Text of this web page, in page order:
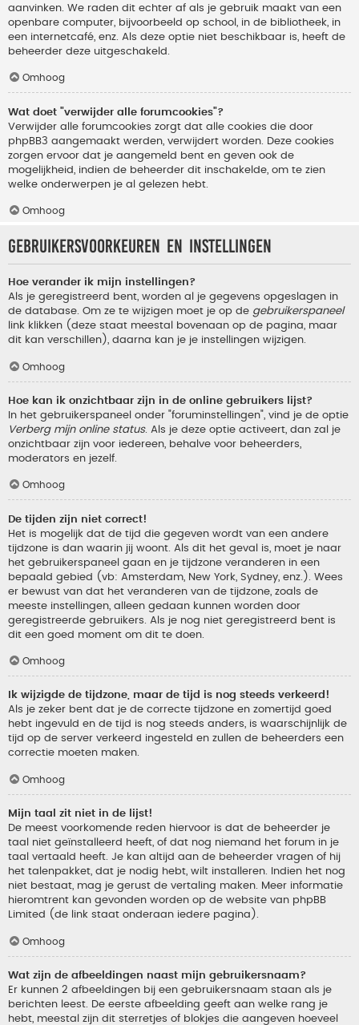
aanvinken. We raden dit echter af als je gebruik maakt van een
openbare computer, bijvoorbeeld op school, in de bibliotheek, in
een internetcafé, enz. Als deze optie niet beschikbaar is, heeft de
beheerder deze uitgeschakeld.
Omhoog
Wat doet "verwijder alle forumcookies"?
Verwijder alle forumcookies zorgt dat alle cookies die door
phpBB3 aangemaakt werden, verwijdert worden. Deze cookies
zorgen ervoor dat je aangemeld bent en geven ook de
mogelijkheid, indien de beheerder dit inschakelde, om te zien
welke onderwerpen je al gelezen hebt.
Omhoog
Gebruikersvoorkeuren en instellingen
Hoe verander ik mijn instellingen?
Als je geregistreerd bent, worden al je gegevens opgeslagen in
de database. Om ze te wijzigen moet je op de gebruikerspaneel
link klikken (deze staat meestal bovenaan op de pagina, maar
dit kan verschillen), daarna kan je je instellingen wijzigen.
Omhoog
Hoe kan ik onzichtbaar zijn in de online gebruikers lijst?
In het gebruikerspaneel onder "foruminstellingen", vind je de optie
Verberg mijn online status. Als je deze optie activeert, dan zal je
onzichtbaar zijn voor iedereen, behalve voor beheerders,
moderators en jezelf.
Omhoog
De tijden zijn niet correct!
Het is mogelijk dat de tijd die gegeven wordt van een andere
tijdzone is dan waarin jij woont. Als dit het geval is, moet je naar
het gebruikerspaneel gaan en je tijdzone veranderen in een
bepaald gebied (vb: Amsterdam, New York, Sydney, enz.). Wees
er bewust van dat het veranderen van de tijdzone, zoals de
meeste instellingen, alleen gedaan kunnen worden door
geregistreerde gebruikers. Als je nog niet geregistreerd bent is
dit een goed moment om dit te doen.
Omhoog
Ik wijzigde de tijdzone, maar de tijd is nog steeds verkeerd!
Als je zeker bent dat je de correcte tijdzone en zomertijd goed
hebt ingevuld en de tijd is nog steeds anders, is waarschijnlijk de
tijd op de server verkeerd ingesteld en zullen de beheerders een
correctie moeten maken.
Omhoog
Mijn taal zit niet in de lijst!
De meest voorkomende reden hiervoor is dat de beheerder je
taal niet geïnstalleerd heeft, of dat nog niemand het forum in je
taal vertaald heeft. Je kan altijd aan de beheerder vragen of hij
het talenpakket, dat je nodig hebt, wilt installeren. Indien het nog
niet bestaat, mag je gerust de vertaling maken. Meer informatie
hieromtrent kan gevonden worden op de website van phpBB
Limited (de link staat onderaan iedere pagina).
Omhoog
Wat zijn de afbeeldingen naast mijn gebruikersnaam?
Er kunnen 2 afbeeldingen bij een gebruikersnaam staan als je
berichten leest. De eerste afbeelding geeft aan welke rang je
hebt, meestal zijn dit sterretjes of blokjes die aangeven hoeveel